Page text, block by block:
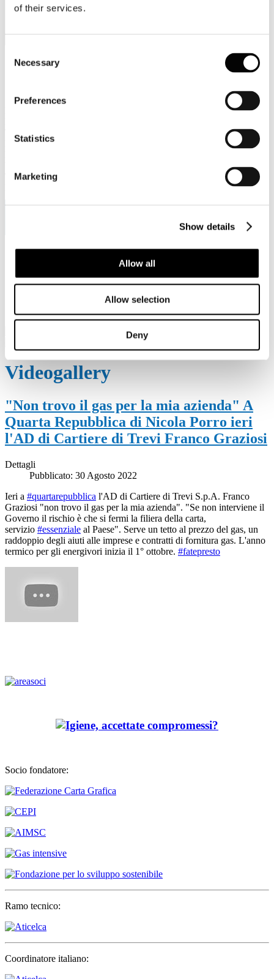
of their services.
Selection
Necessary
Preferences
Statistics
Marketing
Show details
Allow all
Allow selection
Deny
Tel. +39 02-290.03018 r.a
Fax. +39 02-290.033.96
Tel. +39 06-591.91.31/40
Videogallery
In primo piano - video
"Non trovo il gas per la mia azienda" A Quarta Repubblica di
Videogallery
"Non trovo il gas per la mia azienda" A
Quarta Repubblica di Nicola Porro ieri
l'AD di Cartiere di Trevi Franco Graziosi
Dettagli
Pubblicato: 30 Agosto 2022
Ieri a #quartarepubblica l'AD di Cartiere di Trevi S.p.A. Franco
Graziosi "non trovo il gas per la mia azienda". "Se non interviene il
Governo il rischio è che si fermi la filiera della carta,
servizio #essenziale al Paese". Serve un tetto al prezzo del gas, un
raddoppio degli aiuti alle imprese e contratti di fornitura gas. L'anno
termico per gli energivori inizia il 1° ottobre. #fatepresto
Socio fondatore:
Ramo tecnico:
Coordinatore italiano: